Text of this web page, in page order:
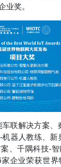
业奖。
联解决方案、
器人教练、新
、千隅科技-
企业荣获世界